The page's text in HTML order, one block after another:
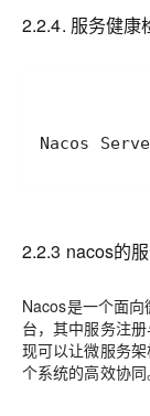
2.2.4. 服务健康
2.2.3 nacos的
Nacos是一个面
台，其中服务注
现可以让微服务
个系统的高效协同